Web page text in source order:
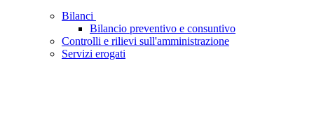
Bilanci
Bilancio preventivo e consuntivo
Controlli e rilievi sull'amministrazione
Servizi erogati